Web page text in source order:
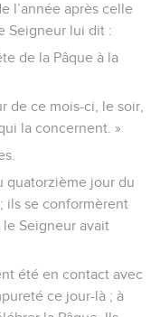
l’année après celle
Seigneur lui dit :
de la Pâque à la
de ce mois-ci, le soir,
la concernent. »
quatorzième jour du
ils se conformèrent
Seigneur avait
été en contact avec
ce jour-là ; à